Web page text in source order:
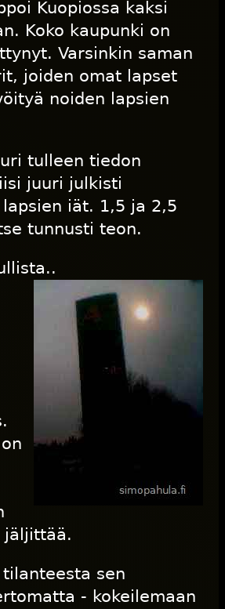
Kuopiossa kaksi
Koko kaupunki on
Varsinkin saman
joiden omat lapset
noiden lapsien
tulleen tiedon
juuri julkisti
iät. 1,5 ja 2,5
tunnusti teon.
jäljittää.
sen
- kokeilemaan